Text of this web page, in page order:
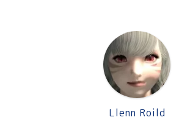
Llenn Roild